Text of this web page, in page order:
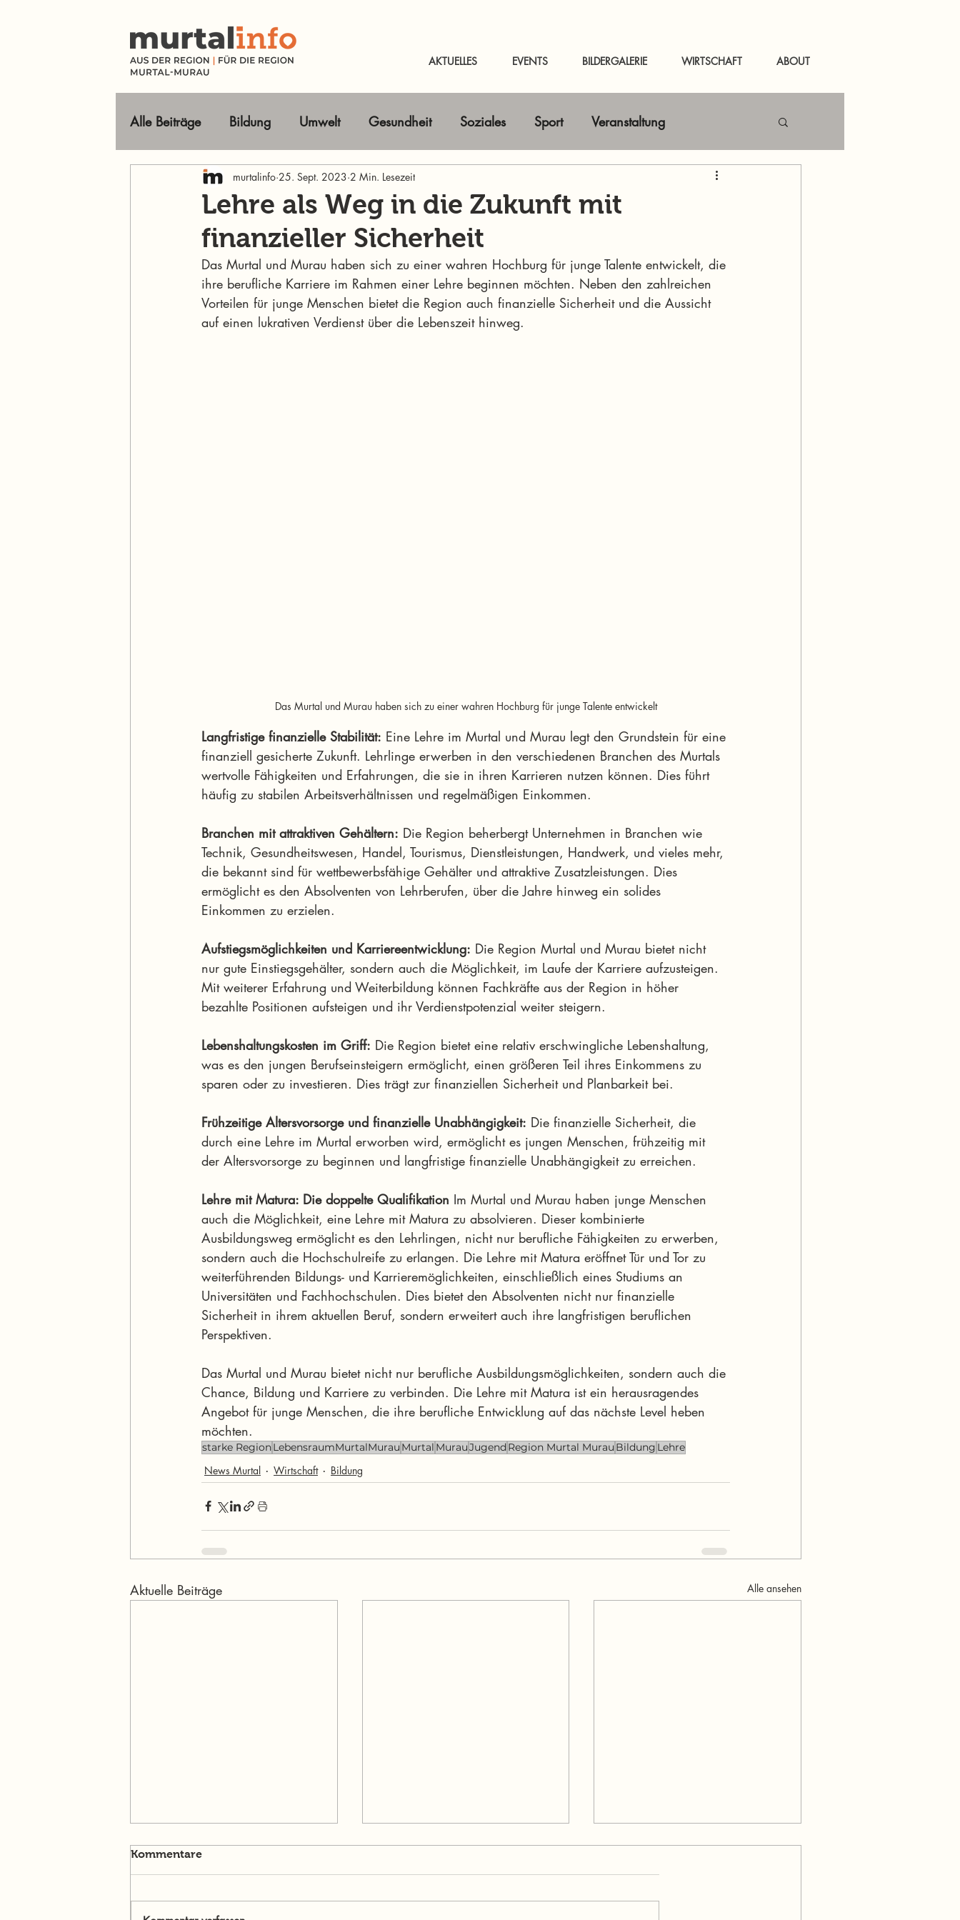
AKTUELLES EVENTS BILDERGALERIE WIRTSCHAFT ABOUT
Alle Beiträge Bildung Umwelt Gesundheit Soziales Sport Veranstaltung
Tourismus Ausflugsziele Horizont erweitern
Wirtschaft Freizeit Online-Magazin News Murtal & Murau
Im Fokus
Lehre als Weg in die Zukunft mit
finanzieller Sicherheit
murtalinfo 25. Sept. 2023 2 Min. Lesezeit
Das Murtal und Murau haben sich zu einer wahren Hochburg für junge Talente entwickelt, die
ihre berufliche Karriere im Rahmen einer Lehre beginnen möchten. Neben den zahlreichen
Vorteilen für junge Menschen bietet die Region auch finanzielle Sicherheit und die Aussicht
auf einen lukrativen Verdienst über die Lebenszeit hinweg.
Das Murtal und Murau haben sich zu einer wahren Hochburg für junge Talente entwickelt
Langfristige finanzielle Stabilität: Eine Lehre im Murtal und Murau legt den Grundstein für eine
finanziell gesicherte Zukunft. Lehrlinge erwerben in den verschiedenen Branchen des Murtals
wertvolle Fähigkeiten und Erfahrungen, die sie in ihren Karrieren nutzen können. Dies führt
häufig zu stabilen Arbeitsverhältnissen und regelmäßigen Einkommen.
Branchen mit attraktiven Gehältern: Die Region beherbergt Unternehmen in Branchen wie
Technik, Gesundheitswesen, Handel, Tourismus, Dienstleistungen, Handwerk, und vieles mehr,
die bekannt sind für wettbewerbsfähige Gehälter und attraktive Zusatzleistungen. Dies
ermöglicht es den Absolventen von Lehrberufen, über die Jahre hinweg ein solides
Einkommen zu erzielen.
Aufstiegsmöglichkeiten und Karriereentwicklung: Die Region Murtal und Murau bietet nicht
nur gute Einstiegsgehälter, sondern auch die Möglichkeit, im Laufe der Karriere aufzusteigen.
Mit weiterer Erfahrung und Weiterbildung können Fachkräfte aus der Region in höher
bezahlte Positionen aufsteigen und ihr Verdienstpotenzial weiter steigern.
Lebenshaltungskosten im Griff: Die Region bietet eine relativ erschwingliche Lebenshaltung,
was es den jungen Berufseinsteigern ermöglicht, einen größeren Teil ihres Einkommens zu
sparen oder zu investieren. Dies trägt zur finanziellen Sicherheit und Planbarkeit bei.
Frühzeitige Altersvorsorge und finanzielle Unabhängigkeit: Die finanzielle Sicherheit, die
durch eine Lehre im Murtal erworben wird, ermöglicht es jungen Menschen, frühzeitig mit
der Altersvorsorge zu beginnen und langfristige finanzielle Unabhängigkeit zu erreichen.
Lehre mit Matura: Die doppelte Qualifikation Im Murtal und Murau haben junge Menschen
auch die Möglichkeit, eine Lehre mit Matura zu absolvieren. Dieser kombinierte
Ausbildungsweg ermöglicht es den Lehrlingen, nicht nur berufliche Fähigkeiten zu erwerben,
sondern auch die Hochschulreife zu erlangen. Die Lehre mit Matura eröffnet Tür und Tor zu
weiterführenden Bildungs- und Karrieremöglichkeiten, einschließlich eines Studiums an
Universitäten und Fachhochschulen. Dies bietet den Absolventen nicht nur finanzielle
Sicherheit in ihrem aktuellen Beruf, sondern erweitert auch ihre langfristigen beruflichen
Perspektiven.
Das Murtal und Murau bietet nicht nur berufliche Ausbildungsmöglichkeiten, sondern auch die
Chance, Bildung und Karriere zu verbinden. Die Lehre mit Matura ist ein herausragendes
Angebot für junge Menschen, die ihre berufliche Entwicklung auf das nächste Level heben
möchten.
starke RegionLebensraumMurtalMurau Murtal MurauJugend Region Murtal Murau Bildung Lehre
News Murtal Wirtschaft Bildung
Aktuelle Beiträge Alle ansehen
Kommentare